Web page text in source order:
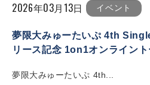
2026年03月13日 イベント
夢限大みゅーたいぷ 4th
リース記念 1on1オンライント
夢限大みゅーたいぷ 4th...